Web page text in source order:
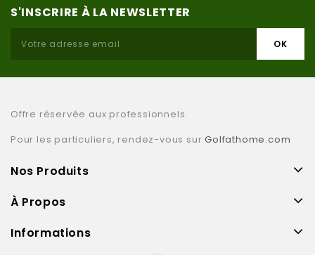
S'INSCRIRE À LA NEWSLETTER
Offre réservée aux professionnels.
Pour les particuliers, rendez-vous surGolfathome.com
Nos Produits
À Propos
Informations